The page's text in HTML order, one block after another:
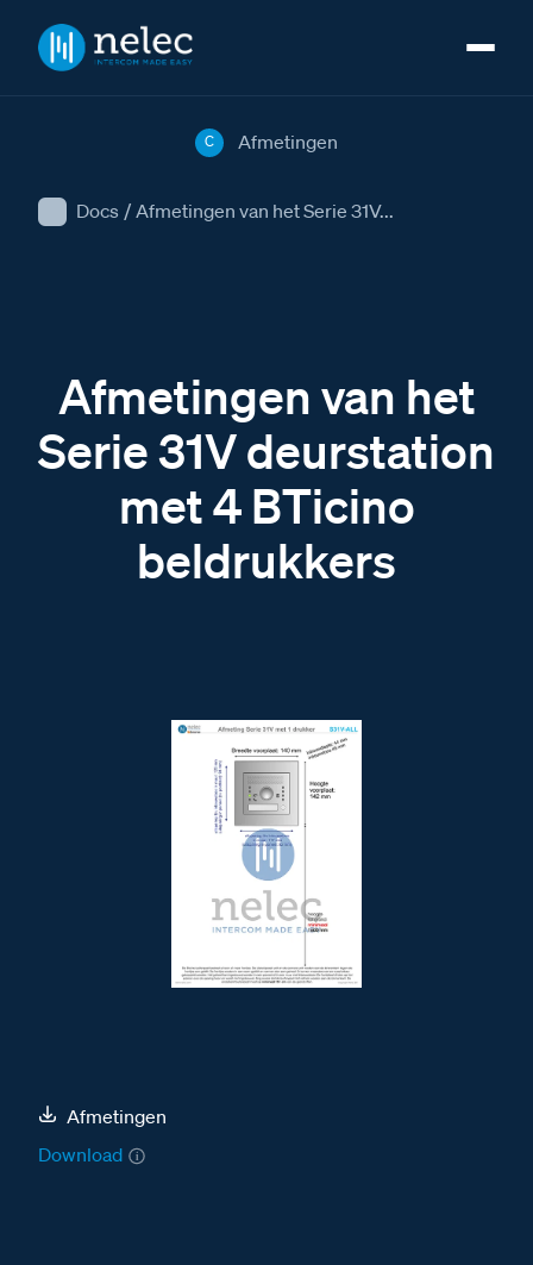
Docs / Afmetingen van het Serie 31V...
C Afmetingen
Afmetingen van het
Serie 31V deurstation
met 4 BTicino
beldrukkers
Afmetingen
Download